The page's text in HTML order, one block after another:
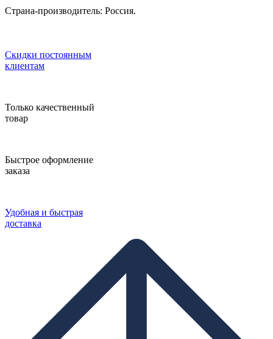
Страна-производитель: Россия.
Скидки постоянным
клиентам
Только качественный
товар
Быстрое оформление
заказа
Удобная и быстрая
доставка